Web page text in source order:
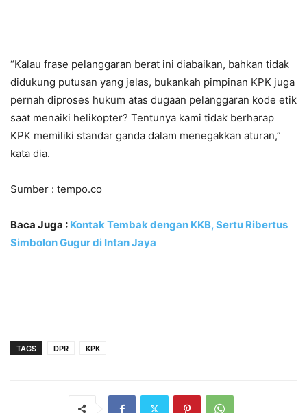
“Kalau frase pelanggaran berat ini diabaikan, bahkan tidak
didukung putusan yang jelas, bukankah pimpinan KPK juga
pernah diproses hukum atas dugaan pelanggaran kode etik
saat menaiki helikopter? Tentunya kami tidak berharap
KPK memiliki standar ganda dalam menegakkan aturan,”
kata dia.
Sumber : tempo.co
Baca Juga : Kontak Tembak dengan KKB, Sertu Ribertus
Simbolon Gugur di Intan Jaya
TAGS DPR KPK